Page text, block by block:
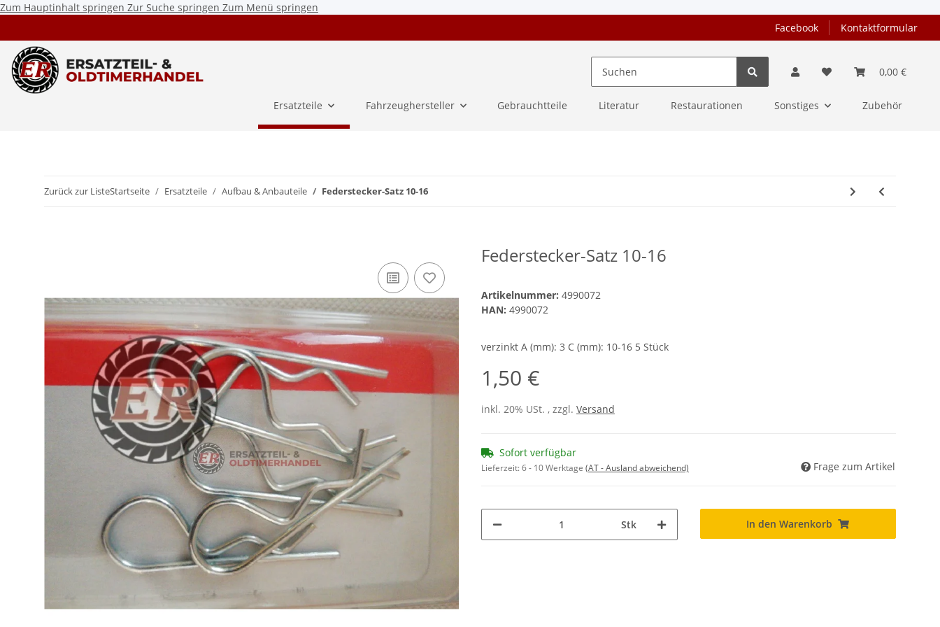
Zum Hauptinhalt springen Zur Suche springen Zum Menü springen
Facebook
Kontaktformular
0,00 €
Ersatzteile Fahrzeughersteller Gebrauchtteile Literatur Restaurationen Sonstiges Zubehör
Zurück zur ListeStartseite Ersatzteile Aufbau & Anbauteile Federstecker-Satz 10-16
Federstecker-Satz 10-16
Artikelnummer: 4990072
HAN: 4990072
verzinkt A (mm): 3 C (mm): 10-16 5 Stück
1,50 €
inkl. 20% USt. , zzgl. Versand
Sofort verfügbar
Lieferzeit:6 - 10 Werktage (AT - Ausland abweichend) Frage zum Artikel
Stk In den Warenkorb